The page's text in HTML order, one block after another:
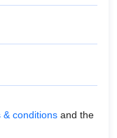
Conditions
& conditions and the